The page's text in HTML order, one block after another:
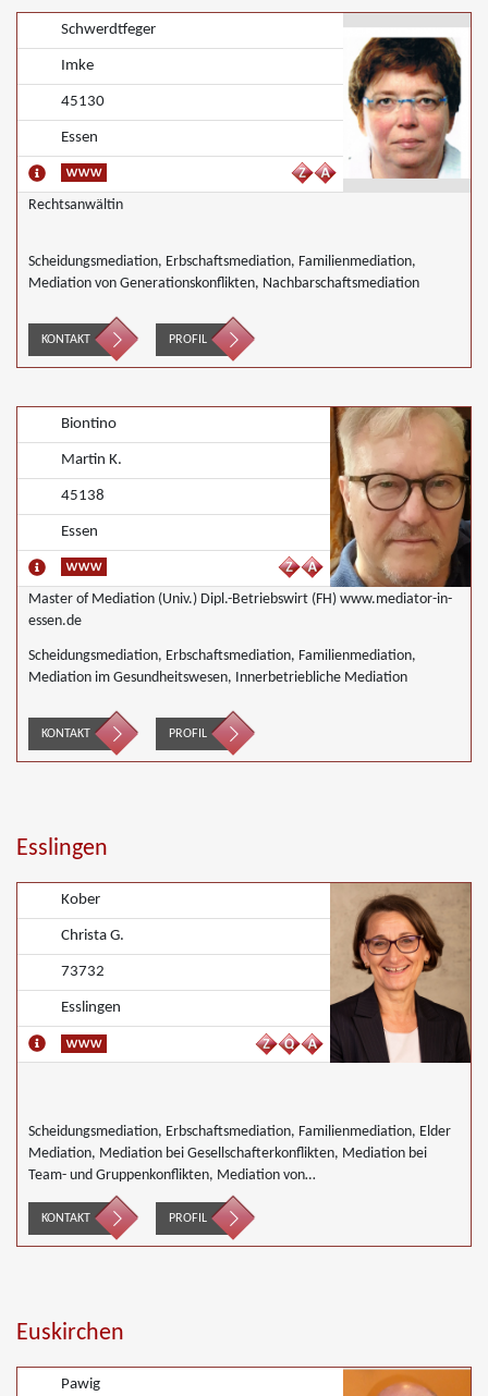
Schwerdtfeger
Imke
45130
Essen
Rechtsanwältin
Scheidungsmediation, Erbschaftsmediation, Familienmediation,
Mediation von Generationskonflikten, Nachbarschaftsmediation
KONTAKT PROFIL
Biontino
Martin K.
45138
Essen
Master of Mediation (Univ.) Dipl.-Betriebswirt (FH) www.mediator-in-
essen.de
Scheidungsmediation, Erbschaftsmediation, Familienmediation,
Mediation im Gesundheitswesen, Innerbetriebliche Mediation
KONTAKT PROFIL
Esslingen
Kober
Christa G.
73732
Esslingen
Scheidungsmediation, Erbschaftsmediation, Familienmediation, Elder
Mediation, Mediation bei Gesellschafterkonflikten, Mediation bei
Team- und Gruppenkonflikten, Mediation von
Unternehmensnachfolgen, Wirtschaftsmediation
KONTAKT PROFIL
Euskirchen
Pawig